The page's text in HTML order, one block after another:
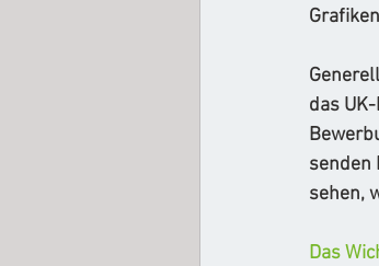
das
senden
sehen,
Das